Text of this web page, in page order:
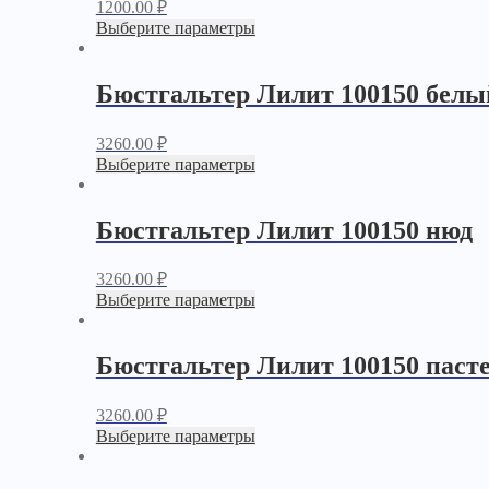
1200.00 ₽
Выберите параметры
Бюстгальтер Лилит 100150
3260.00 ₽
Выберите параметры
Бюстгальтер Лилит 100150 нюд
3260.00 ₽
Выберите параметры
Бюстгальтер Лилит 100150
3260.00 ₽
Выберите параметры